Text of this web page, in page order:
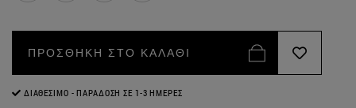
ΠΡΟΣΘΗΚΗ ΣΤΟ ΚΑΛΑΘΙ
ΔΙΑΘΈΣΙΜΟ - ΠΑΡΆΔΟΣΗ ΣΕ 1-3 ΗΜΈΡΕΣ